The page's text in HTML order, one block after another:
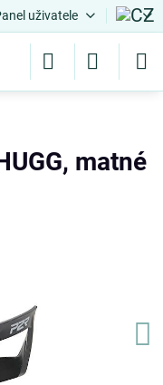
uživatele
matné